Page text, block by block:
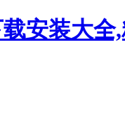
安装大